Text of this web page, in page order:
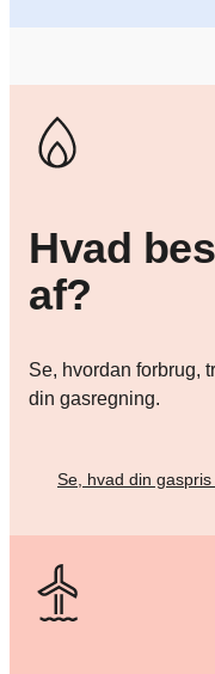
Hvad
af?
Se, hvordan forbrug,
din gasregning.
Se, hvad din